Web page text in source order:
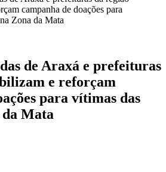
de Araxá e prefeituras
e reforçam
para vítimas das
da Mata